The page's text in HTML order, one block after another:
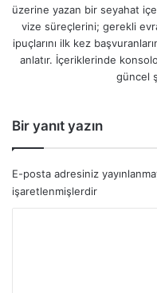
üzerine yazan bir seyahat
vize süreçlerini; gerekli
ipuçlarını ilk kez
anlatır. İçeriklerinde
güncel
Bir yanıt yazın
E-posta adresiniz
işaretlenmişlerdir